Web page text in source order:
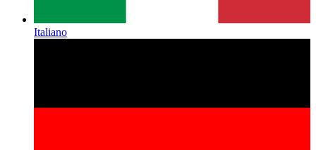
Italiano